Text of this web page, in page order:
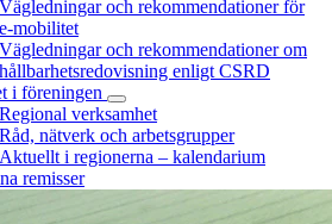
Vägledningar och rekommendationer för
e-mobilitet
Vägledningar och rekommendationer om
hållbarhetsredovisning enligt CSRD
i föreningen
Regional verksamhet
Råd, nätverk och arbetsgrupper
Aktuellt i regionerna – kalendarium
remisser